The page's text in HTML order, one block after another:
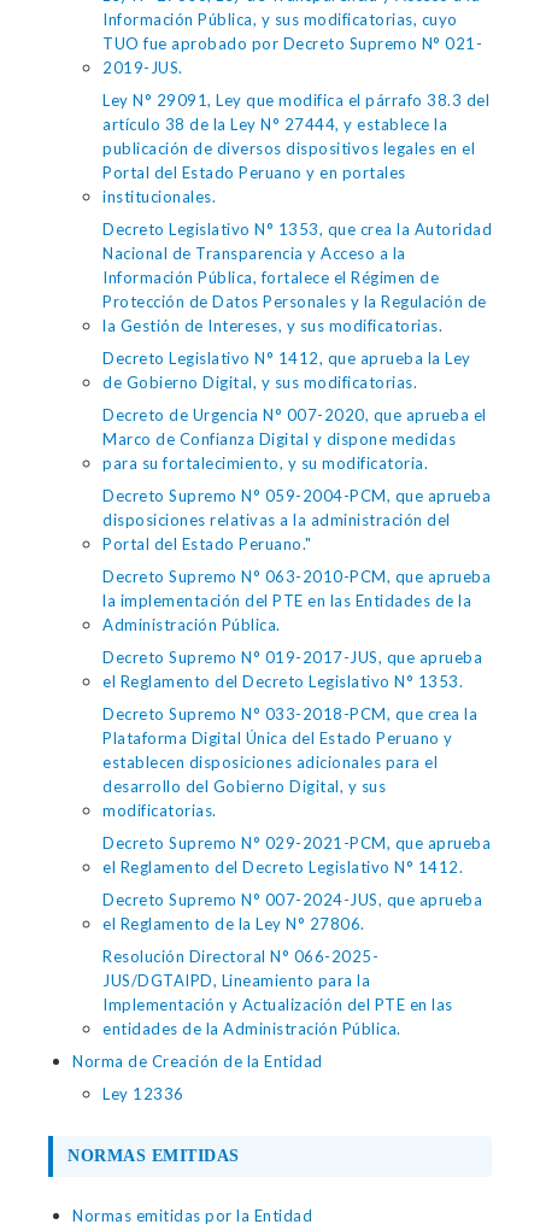
Información Pública, y sus modificatorias, cuyo
TUO fue aprobado por Decreto Supremo N° 021-
2019-JUS.
Ley N° 29091, Ley que modifica el párrafo 38.3 del
artículo 38 de la Ley N° 27444, y establece la
publicación de diversos dispositivos legales en el
Portal del Estado Peruano y en portales
institucionales.
Decreto Legislativo N° 1353, que crea la Autoridad
Nacional de Transparencia y Acceso a la
Información Pública, fortalece el Régimen de
Protección de Datos Personales y la Regulación de
la Gestión de Intereses, y sus modificatorias.
Decreto Legislativo N° 1412, que aprueba la Ley
de Gobierno Digital, y sus modificatorias.
Decreto de Urgencia N° 007-2020, que aprueba el
Marco de Confianza Digital y dispone medidas
para su fortalecimiento, y su modificatoria.
Decreto Supremo N° 059-2004-PCM, que aprueba
disposiciones relativas a la administración del
Portal del Estado Peruano."
Decreto Supremo N° 063-2010-PCM, que aprueba
la implementación del PTE en las Entidades de la
Administración Pública.
Decreto Supremo N° 019-2017-JUS, que aprueba
el Reglamento del Decreto Legislativo N° 1353.
Decreto Supremo N° 033-2018-PCM, que crea la
Plataforma Digital Única del Estado Peruano y
establecen disposiciones adicionales para el
desarrollo del Gobierno Digital, y sus
modificatorias.
Decreto Supremo N° 029-2021-PCM, que aprueba
el Reglamento del Decreto Legislativo N° 1412.
Decreto Supremo N° 007-2024-JUS, que aprueba
el Reglamento de la Ley N° 27806.
Resolución Directoral N° 066-2025-
JUS/DGTAIPD, Lineamiento para la
Implementación y Actualización del PTE en las
entidades de la Administración Pública.
Norma de Creación de la Entidad
Ley 12336
NORMAS EMITIDAS
Normas emitidas por la Entidad